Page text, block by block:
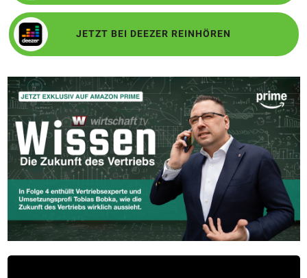
JETZT BEI DEEZER REINHÖREN